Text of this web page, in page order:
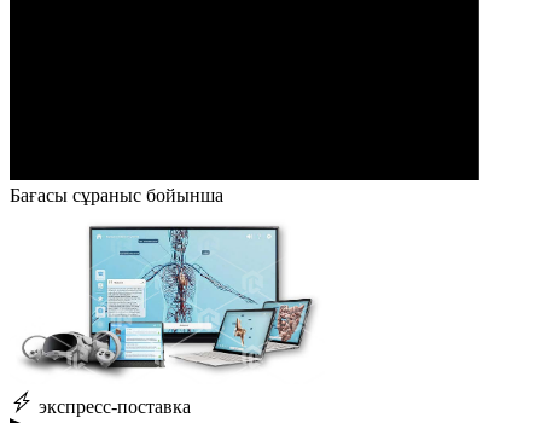
Бағасы сұраныс бойынша
экспресс-поставка